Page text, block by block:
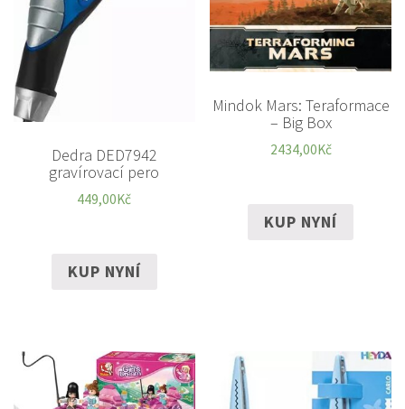
Dedra DED7942
gravírovací pero
449,00Kč
KUP NYNÍ
Mindok Mars: Teraformace
– Big Box
2434,00Kč
KUP NYNÍ